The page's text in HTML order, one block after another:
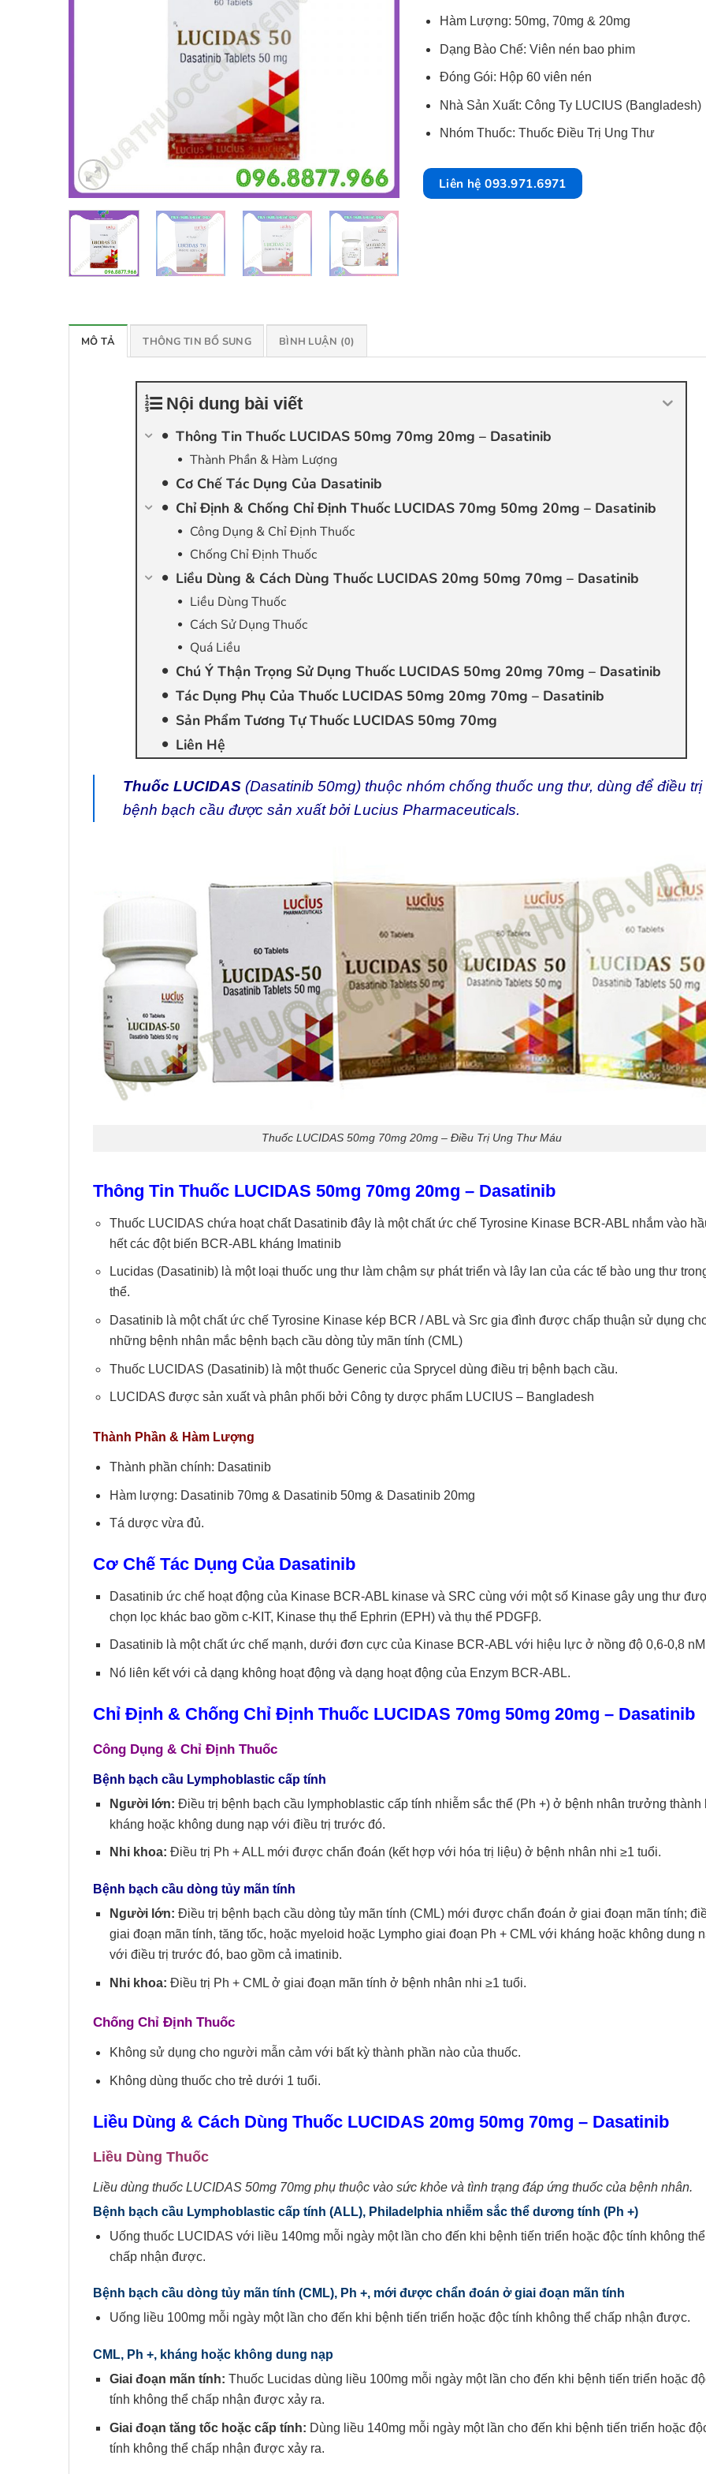
Hàm Lượng: 50mg, 70mg & 20mg
Dạng Bào Chế: Viên nén bao phim
Đóng Gói: Hộp 60 viên nén
Nhà Sản Xuất: Công Ty LUCIUS (Bangladesh)
Nhóm Thuốc: Thuốc Điều Trị Ung Thư
Liên hệ 093.971.6971
MÔ TẢ THÔNG TIN BỔ SUNG BÌNH LUẬN (0)
Nội dung bài viết
Thông Tin Thuốc LUCIDAS 50mg 70mg 20mg – Dasatinib
Thành Phần & Hàm Lượng
Cơ Chế Tác Dụng Của Dasatinib
Chỉ Định & Chống Chỉ Định Thuốc LUCIDAS 70mg 50mg 20mg – Dasatinib
Công Dụng & Chỉ Định Thuốc
Chống Chỉ Định Thuốc
Liều Dùng & Cách Dùng Thuốc LUCIDAS 20mg 50mg 70mg – Dasatinib
Liều Dùng Thuốc
Cách Sử Dụng Thuốc
Quá Liều
Chú Ý Thận Trọng Sử Dụng Thuốc LUCIDAS 50mg 20mg 70mg – Dasatinib
Tác Dụng Phụ Của Thuốc LUCIDAS 50mg 20mg 70mg – Dasatinib
Sản Phẩm Tương Tự Thuốc LUCIDAS 50mg 70mg
Liên Hệ
Thuốc LUCIDAS (Dasatinib 50mg) thuộc nhóm chống thuốc ung thư, dùng để điều trị
bệnh bạch cầu được sản xuất bởi Lucius Pharmaceuticals.
Thuốc LUCIDAS 50mg 70mg 20mg – Điều Trị Ung Thư Máu
Thông Tin Thuốc LUCIDAS 50mg 70mg 20mg – Dasatinib
Thuốc LUCIDAS chứa hoạt chất Dasatinib đây là một chất ức chế Tyrosine Kinase BCR-ABL nhắm vào
hết các đột biến BCR-ABL kháng Imatinib
Lucidas (Dasatinib) là một loại thuốc ung thư làm chậm sự phát triển và lây lan của các tế bào ung thư
thể.
Dasatinib là một chất ức chế Tyrosine Kinase kép BCR / ABL và Src gia đình được chấp thuận sử dụng
những bệnh nhân mắc bệnh bạch cầu dòng tủy mãn tính (CML)
Thuốc LUCIDAS (Dasatinib) là một thuốc Generic của Sprycel dùng điều trị bệnh bạch cầu.
LUCIDAS được sản xuất và phân phối bởi Công ty dược phẩm LUCIUS – Bangladesh
Thành Phần & Hàm Lượng
Thành phần chính: Dasatinib
Hàm lượng: Dasatinib 70mg & Dasatinib 50mg & Dasatinib 20mg
Tá dược vừa đủ.
Cơ Chế Tác Dụng Của Dasatinib
Dasatinib ức chế hoạt động của Kinase BCR-ABL kinase và SRC cùng với một số Kinase gây ung thư
chọn lọc khác bao gồm c-KIT, Kinase thụ thể Ephrin (EPH) và thụ thể PDGFβ.
Dasatinib là một chất ức chế mạnh, dưới đơn cực của Kinase BCR-ABL với hiệu lực ở nồng độ 0,6-0,8
Nó liên kết với cả dạng không hoạt động và dạng hoạt động của Enzym BCR-ABL.
Chỉ Định & Chống Chỉ Định Thuốc LUCIDAS 70mg 50mg 20mg – Dasatinib
Công Dụng & Chỉ Định Thuốc
Bệnh bạch cầu Lymphoblastic cấp tính
Người lớn: Điều trị bệnh bạch cầu lymphoblastic cấp tính nhiễm sắc thể (Ph +) ở bệnh nhân trưởng thành
kháng hoặc không dung nạp với điều trị trước đó.
Nhi khoa: Điều trị Ph + ALL mới được chẩn đoán (kết hợp với hóa trị liệu) ở bệnh nhân nhi ≥1 tuổi.
Bệnh bạch cầu dòng tủy mãn tính
Người lớn: Điều trị bệnh bạch cầu dòng tủy mãn tính (CML) mới được chẩn đoán ở giai đoạn mãn tính;
giai đoạn mãn tính, tăng tốc, hoặc myeloid hoặc Lympho giai đoạn Ph + CML với kháng hoặc không dung
với điều trị trước đó, bao gồm cả imatinib.
Nhi khoa: Điều trị Ph + CML ở giai đoạn mãn tính ở bệnh nhân nhi ≥1 tuổi.
Chống Chỉ Định Thuốc
Không sử dụng cho người mẫn cảm với bất kỳ thành phần nào của thuốc.
Không dùng thuốc cho trẻ dưới 1 tuổi.
Liều Dùng & Cách Dùng Thuốc LUCIDAS 20mg 50mg 70mg – Dasatinib
Liều Dùng Thuốc
Liều dùng thuốc LUCIDAS 50mg 70mg phụ thuộc vào sức khỏe và tình trạng đáp ứng thuốc của bệnh nhân.
Bệnh bạch cầu Lymphoblastic cấp tính (ALL), Philadelphia nhiễm sắc thể dương tính (Ph +)
Uống thuốc LUCIDAS với liều 140mg mỗi ngày một lần cho đến khi bệnh tiến triển hoặc độc tính không thể
chấp nhận được.
Bệnh bạch cầu dòng tủy mãn tính (CML), Ph +, mới được chẩn đoán ở giai đoạn mãn tính
Uống liều 100mg mỗi ngày một lần cho đến khi bệnh tiến triển hoặc độc tính không thể chấp nhận được.
CML, Ph +, kháng hoặc không dung nạp
Giai đoạn mãn tính: Thuốc Lucidas dùng liều 100mg mỗi ngày một lần cho đến khi bệnh tiến triển hoặc
tính không thể chấp nhận được xảy ra.
Giai đoạn tăng tốc hoặc cấp tính: Dùng liều 140mg mỗi ngày một lần cho đến khi bệnh tiến triển hoặc
tính không thể chấp nhận được xảy ra.